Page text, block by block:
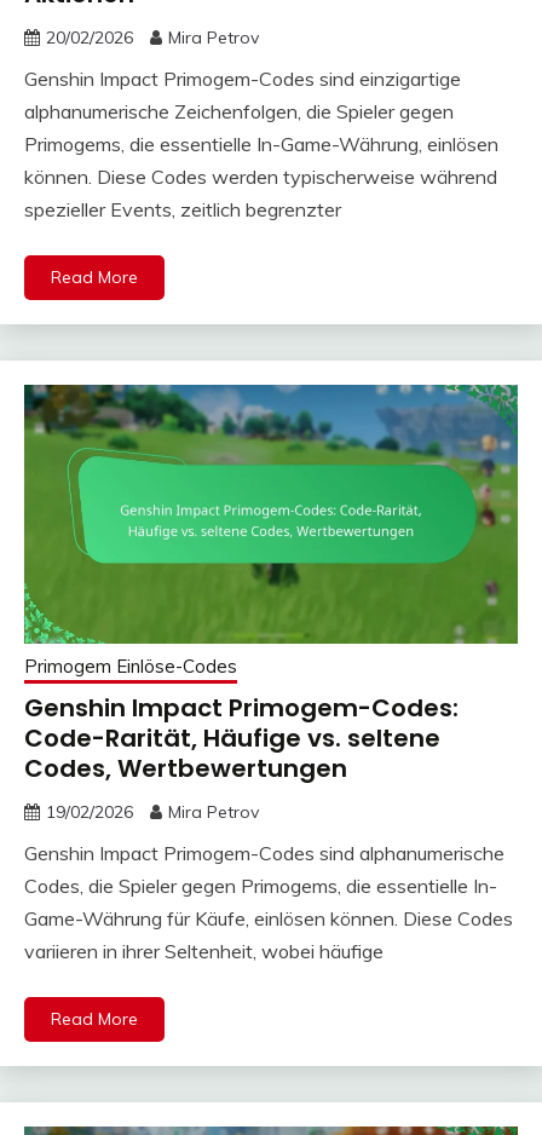
20/02/2026 Mira Petrov
Genshin Impact Primogem-Codes sind einzigartige
alphanumerische Zeichenfolgen, die Spieler gegen
Primogems, die essentielle In-Game-Währung, einlösen
können. Diese Codes werden typischerweise während
spezieller Events, zeitlich begrenzter
Read More
Primogem Einlöse-Codes
Genshin Impact Primogem-Codes:
Code-Rarität, Häufige vs. seltene
Codes, Wertbewertungen
19/02/2026 Mira Petrov
Genshin Impact Primogem-Codes sind alphanumerische
Codes, die Spieler gegen Primogems, die essentielle In-
Game-Währung für Käufe, einlösen können. Diese Codes
variieren in ihrer Seltenheit, wobei häufige
Read More